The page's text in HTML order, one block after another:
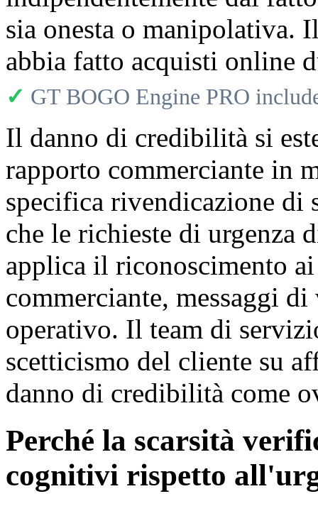
sia onesta o manipolativa.
abbia fatto acquisti online
✓ GT BOGO Engine PRO
Il danno di credibilità si
rapporto commerciante in
specifica rivendicazione di
che le richieste di urgenza
applica il riconoscimento
commerciante, messaggi
operativo. Il team di
scetticismo del cliente su
danno di credibilità come
Perché la scarsità
cognitivi rispetto